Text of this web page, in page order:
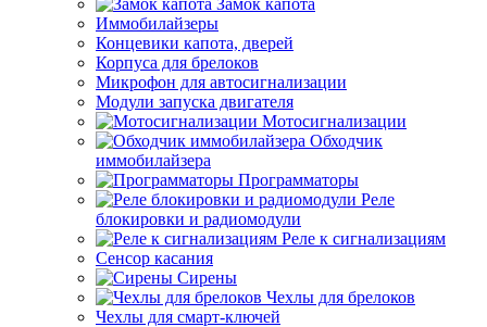
Замок капота
Иммобилайзеры
Концевики капота, дверей
Корпуса для брелоков
Микрофон для автосигнализации
Модули запуска двигателя
Мотосигнализации
Обходчик
иммобилайзера
Программаторы
Реле
блокировки и радиомодули
Реле к сигнализациям
Сенсор касания
Сирены
Чехлы для брелоков
Чехлы для смарт-ключей